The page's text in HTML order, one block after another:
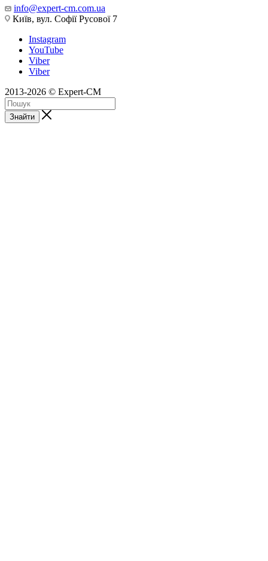
info@expert-cm.com.ua
Київ, вул. Софії Русової 7
Instagram
YouTube
Viber
Viber
2013-2026 © Expert-CM
Знайти